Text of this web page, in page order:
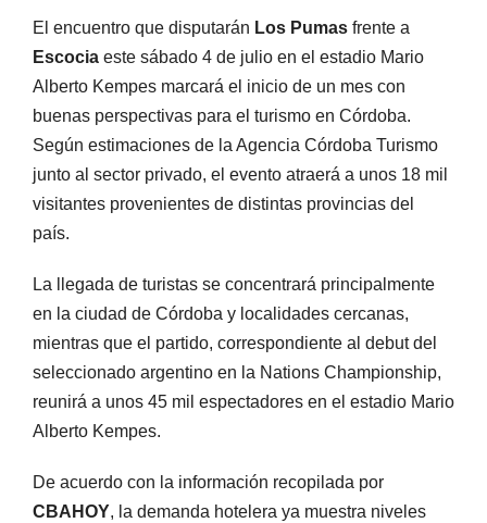
El encuentro que disputarán Los Pumas frente a
Escocia este sábado 4 de julio en el estadio Mario
Alberto Kempes marcará el inicio de un mes con
buenas perspectivas para el turismo en Córdoba.
Según estimaciones de la Agencia Córdoba Turismo
junto al sector privado, el evento atraerá a unos 18 mil
visitantes provenientes de distintas provincias del
país.
La llegada de turistas se concentrará principalmente
en la ciudad de Córdoba y localidades cercanas,
mientras que el partido, correspondiente al debut del
seleccionado argentino en la Nations Championship,
reunirá a unos 45 mil espectadores en el estadio Mario
Alberto Kempes.
De acuerdo con la información recopilada por
CBAHOY, la demanda hotelera ya muestra niveles